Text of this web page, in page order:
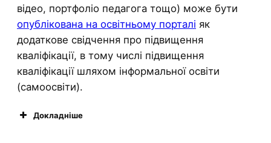
відео, портфоліо педагога тощо) може бути
опублікована на освітньому порталі як
додаткове свідчення про підвищення
кваліфікації, в тому числі підвищення
кваліфікації шляхом інформальної освіти
(самоосвіти).
Докладніше